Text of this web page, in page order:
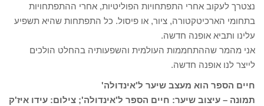
נצטרך לעקוב אחרי התפתחויות הפוליטיות, אחרי ההתפתחויות
בתחומי הארכיטקטורה, ציור, או פיסול. כל התפתחות שהיא תשפיע
עלינו ותביא אופנה חדשה.
אני מהמר שההתחממות העולמית והשפעותיה בהחלט הולכים
לייצר לנו אופנה חדשה.
חיים הספר הוא מעצב שיער ל'אינדולה'
תמונה – עיצוב שיער: חיים הספר ל'אינדולה'; צילום: עידו איז'ק